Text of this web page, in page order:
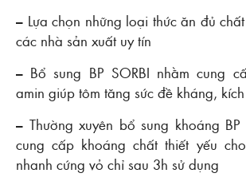
– Lựa chọn những loại thức ăn đủ
các nhà sản xuất uy tín
– Bổ sung BP SORBI nhằm cung
amin giúp tôm tăng sức đề kháng,
– Thường xuyên bổ sung khoáng
cung cấp khoáng chất thiết yếu
nhanh cứng vỏ chỉ sau 3h sử dụng